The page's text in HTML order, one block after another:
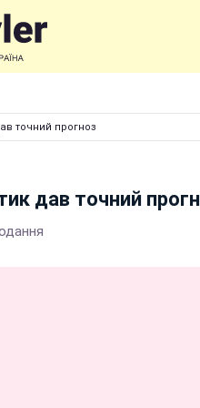
точний прогноз
дав точний